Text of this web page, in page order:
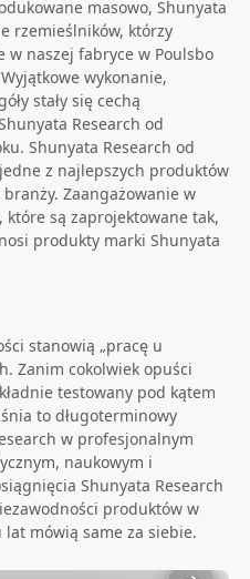
masowo, Shunyata
rzemieślników, którzy
naszej fabryce w Poulsbo
wykonanie,
stały się cechą
Research od
Shunyata Research od
z najlepszych produktów
Zaangażowanie w
są zaprojektowane tak,
produkty marki Shunyata
stanowią „pracę u
Zanim cokolwiek opuści
testowany pod kątem
to długoterminowy
w profesjonalnym
naukowym i
Shunyata Research
produktów w
mówią same za siebie.